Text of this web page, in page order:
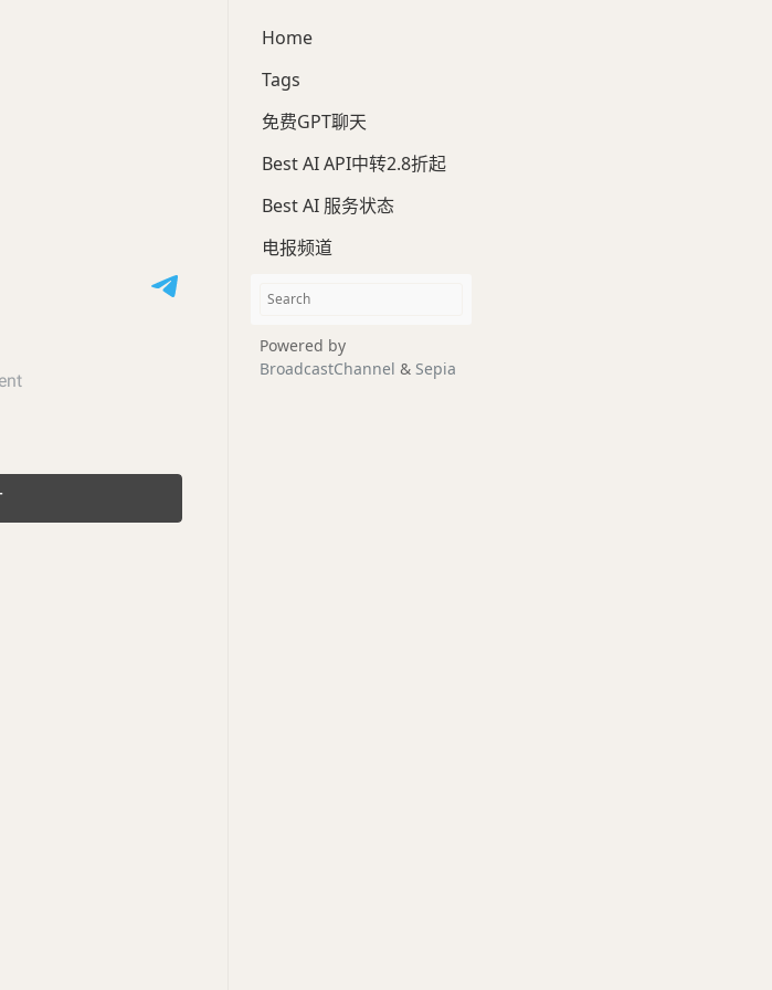
Home
Tags
免费GPT聊天
Best AI API中转2.8折起
Best AI 服务状态
电报频道
Powered by
BroadcastChannel & Sepia